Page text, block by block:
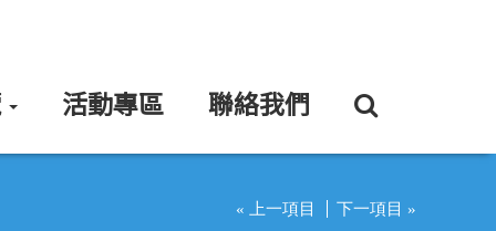
活動專區 聯絡我們
« 上一項目 下一項目 »